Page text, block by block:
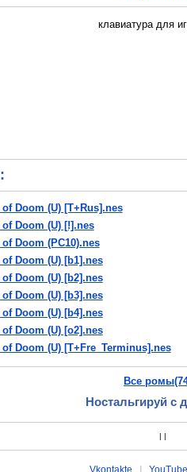
Doom (U) [T+Rus].nes
Doom (U) [!].nes
Doom (PC10).nes
Doom (U) [b1].nes
Doom (U) [b2].nes
Doom (U) [b3].nes
Doom (U) [b4].nes
Doom (U) [o2].nes
Doom (U) [T+Fre_Terminus].nes
Doom (U) [T+Por1.0_CBT].nes
of Doom (U) [T+Por100%_ZERO].nes
of Doom (U) [t1].nes
Все
Ностальгируй с
||
Vkontakte | YouTube